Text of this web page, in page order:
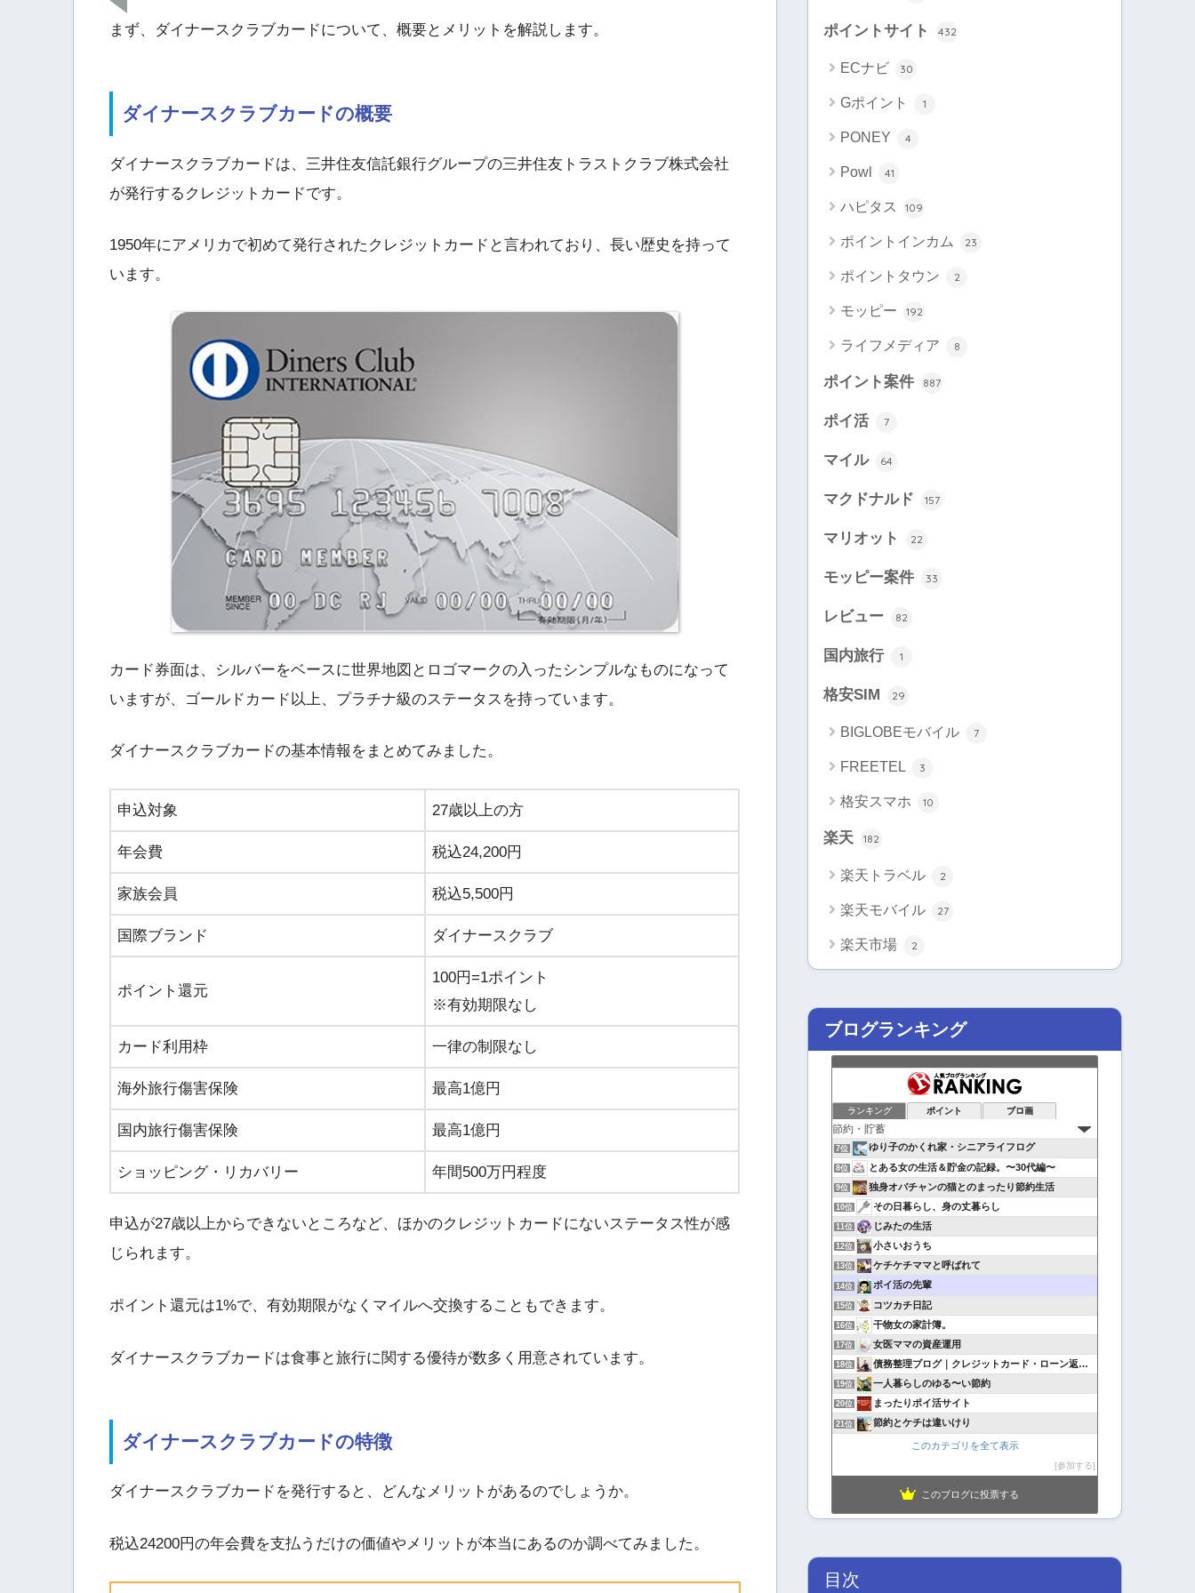
まず、ダイナースクラブカードについて、概要とメリットを解説します。
ダイナースクラブカードの概要
ダイナースクラブカードは、三井住友信託銀行グループの三井住友トラストクラブ株式会社
が発行するクレジットカードです。
1950年にアメリカで初めて発行されたクレジットカードと言われており、長い歴史を持って
います。
カード券面は、シルバーをベースに世界地図とロゴマークの入ったシンプルなものになって
いますが、ゴールドカード以上、プラチナ級のステータスを持っています。
ダイナースクラブカードの基本情報をまとめてみました。
申込対象 27歳以上の方
年会費 税込24,200円
家族会員 税込5,500円
国際ブランド ダイナースクラブ
ポイント還元
100円=1ポイント
※有効期限なし
カード利用枠 一律の制限なし
海外旅行傷害保険 最高1億円
国内旅行傷害保険 最高1億円
ショッピング・リカバリー 年間500万円程度
申込が27歳以上からできないところなど、ほかのクレジットカードにないステータス性が感
じられます。
ポイント還元は1%で、有効期限がなくマイルへ交換することもできます。
ダイナースクラブカードは食事と旅行に関する優待が数多く用意されています。
ダイナースクラブカードの特徴
ダイナースクラブカードを発行すると、どんなメリットがあるのでしょうか。
税込24200円の年会費を支払うだけの価値やメリットが本当にあるのか調べてみました。
ポイントサイト 432
ECナビ 30
Gポイント 1
PONEY 4
Powl 41
ハピタス 109
ポイントインカム 23
ポイントタウン 2
モッピー 192
ライフメディア 8
ポイント案件 887
ポイ活 7
マイル 64
マクドナルド 157
マリオット 22
モッピー案件 33
レビュー 82
国内旅行 1
格安SIM 29
BIGLOBEモバイル 7
FREETEL 3
格安スマホ 10
楽天 182
楽天トラベル 2
楽天モバイル 27
楽天市場 2
ブログランキング
ランキング ポイント ブロ画
7位 ゆり子のかくれ家・シニアライフログ
8位 とある女の生活＆貯金の記録。〜30代編〜
9位 独身オバチャンの猫とのまったり節約生活
10位 その日暮らし、身の丈暮らし
11位 じみたの生活
12位 小さいおうち
13位 ケチケチママと呼ばれて
14位 ポイ活の先輩
15位 コツカチ日記
16位 干物女の家計簿。
17位 女医ママの資産運用
18位 債務整理ブログ｜クレジットカード・ローン返済で悩んでいる方へ
19位 一人暮らしのゆる〜い節約
20位 まったりポイ活サイト
21位 節約とケチは違いけり
このカテゴリを全て表示
参加する
このブログに投票する
目次